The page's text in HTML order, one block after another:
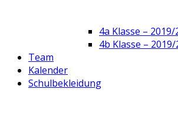
4a Klasse – 2019/
4b Klasse – 2019/
Team
Kalender
Schulbekleidung